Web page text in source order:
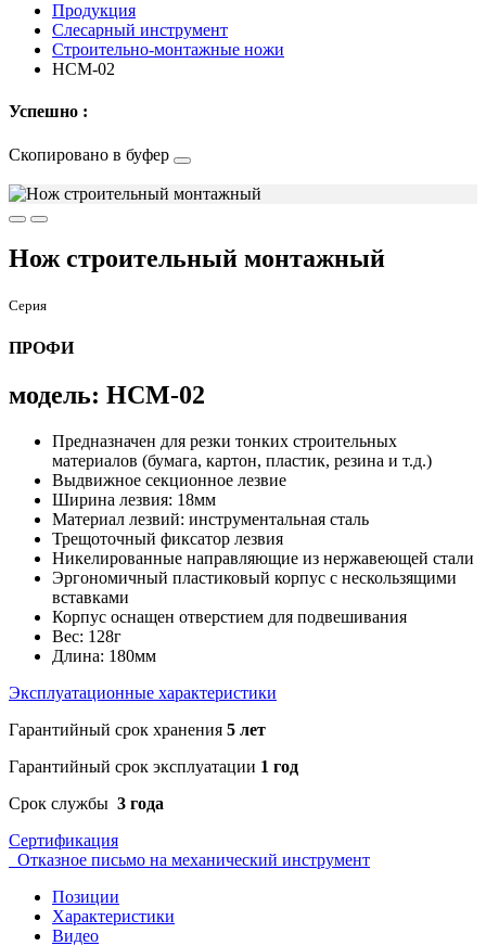
Продукция
Слесарный инструмент
Строительно-монтажные ножи
НСМ-02
Успешно :
Скопировано в буфер
Нож строительный монтажный
Серия
ПРОФИ
модель: НСМ-02
Предназначен для резки тонких строительных
материалов (бумага, картон, пластик, резина и т.д.)
Выдвижное секционное лезвие
Ширина лезвия: 18мм
Материал лезвий: инструментальная сталь
Трещоточный фиксатор лезвия
Никелированные направляющие из нержавеющей стали
Эргономичный пластиковый корпус с нескользящими
вставками
Корпус оснащен отверстием для подвешивания
Вес: 128г
Длина: 180мм
Эксплуатационные характеристики
Гарантийный срок хранения 5 лет
Гарантийный срок эксплуатации 1 год
Срок службы 3 года
Сертификация
Отказное письмо на механический инструмент
Позиции
Характеристики
Видео